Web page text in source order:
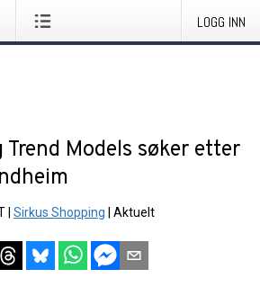
LOGG INN
Trend Models søker etter
Sirkus Shopping Aktuelt